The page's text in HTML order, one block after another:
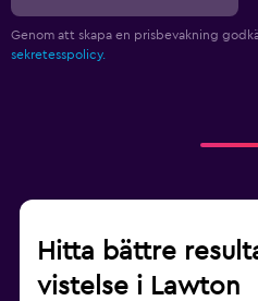
Genom att skapa en prisbevakning
sekretesspolicy.
Hitta bättre
vistelse i Lawton